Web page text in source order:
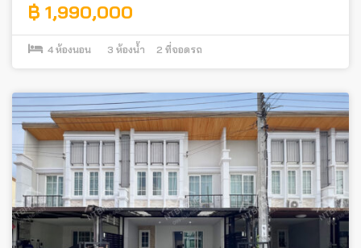
฿ 1,990,000
4 ห้องนอน 3 ห้องน้ำ 2 ที่จอดรถ